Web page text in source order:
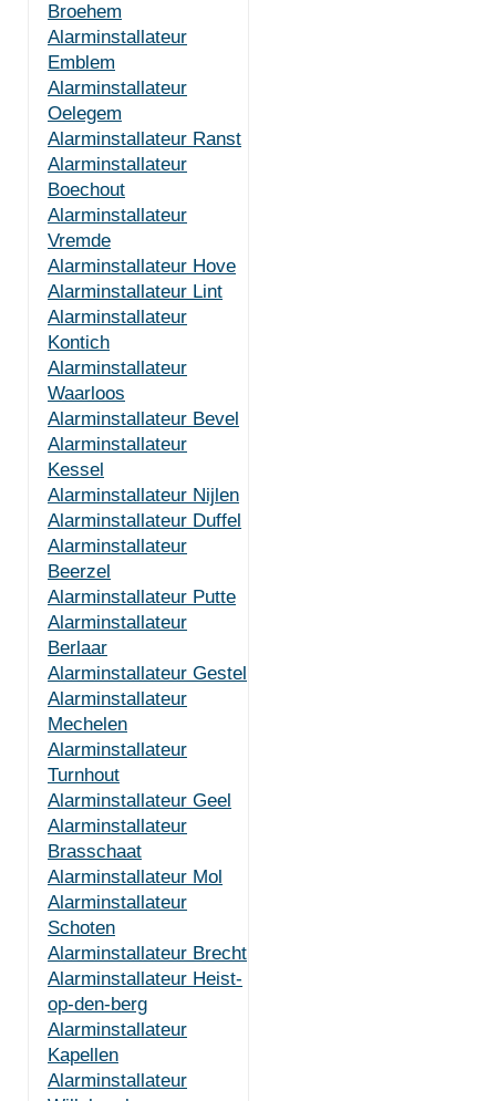
Broehem
Alarminstallateur
Emblem
Alarminstallateur
Oelegem
Alarminstallateur Ranst
Alarminstallateur
Boechout
Alarminstallateur
Vremde
Alarminstallateur Hove
Alarminstallateur Lint
Alarminstallateur
Kontich
Alarminstallateur
Waarloos
Alarminstallateur Bevel
Alarminstallateur
Kessel
Alarminstallateur Nijlen
Alarminstallateur Duffel
Alarminstallateur
Beerzel
Alarminstallateur Putte
Alarminstallateur
Berlaar
Alarminstallateur Gestel
Alarminstallateur
Mechelen
Alarminstallateur
Turnhout
Alarminstallateur Geel
Alarminstallateur
Brasschaat
Alarminstallateur Mol
Alarminstallateur
Schoten
Alarminstallateur Brecht
Alarminstallateur Heist-
op-den-berg
Alarminstallateur
Kapellen
Alarminstallateur